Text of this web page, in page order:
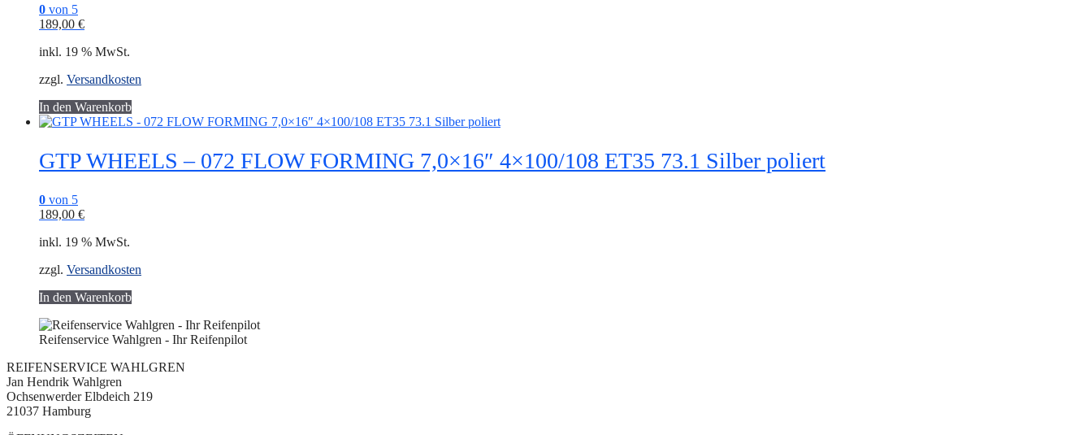
0 von 5
189,00 €
inkl. 19 % MwSt.
zzgl. Versandkosten
In den Warenkorb
GTP WHEELS – 072 FLOW FORMING 7,0×16″ 4×100/108 ET35 73.1 Silber poliert
0 von 5
189,00 €
inkl. 19 % MwSt.
zzgl. Versandkosten
In den Warenkorb
Reifenservice Wahlgren - Ihr Reifenpilot
REIFENSERVICE WAHLGREN
Jan Hendrik Wahlgren
Ochsenwerder Elbdeich 219
21037 Hamburg